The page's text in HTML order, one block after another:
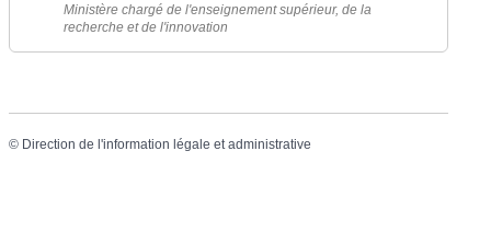
Ministère chargé de l'enseignement supérieur, de la
recherche et de l'innovation
© Direction de l'information légale et administrative